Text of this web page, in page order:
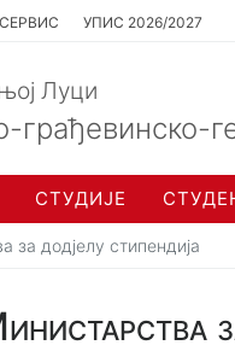
УПИС 2026/2027
Луци
грађевинско-
СТУДИЈЕ
за додјелу стипендија